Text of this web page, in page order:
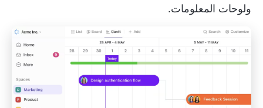
ولوحات المعلومات.